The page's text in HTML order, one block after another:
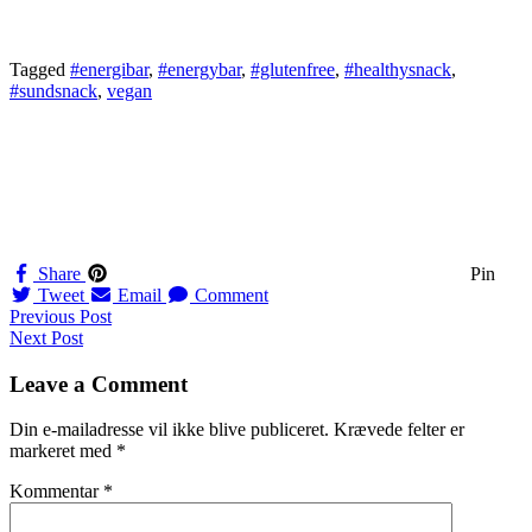
Tagged #energibar, #energybar, #glutenfree, #healthysnack,
#sundsnack, vegan
Share
Pin
Tweet
Email Comment
Navigation
til
indlæg
Previous Post
Next Post
Leave a Comment
Din e-mailadresse vil ikke blive publiceret. Krævede felter er
markeret med *
Kommentar *